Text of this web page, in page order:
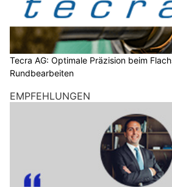
Tecra AG: Optimale Präzision beim
Rundbearbeiten
EMPFEHLUNGEN